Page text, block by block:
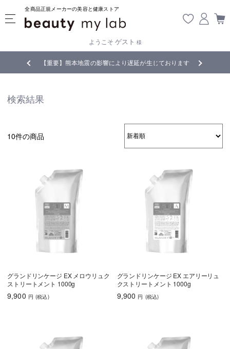
全商品正規メーカーの美容と健康ストア
ようこそ ゲスト 様
【重要】熊本地震の影響により遅延が生じております
検索結果
10件の商品
グランドリンケージ EX メロウリュク
ストリートメント 1000g
9,900 円 (税込)
グランドリンケージ EX エアリーリュ
クストリートメント 1000g
9,900 円 (税込)